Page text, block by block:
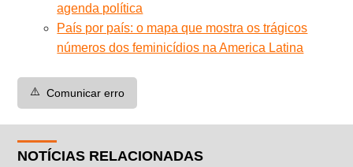
agenda política
País por país: o mapa que mostra os trágicos
números dos feminicídios na America Latina
⚠️ Comunicar erro
NOTÍCIAS RELACIONADAS